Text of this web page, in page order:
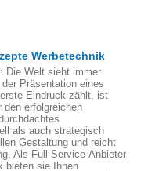
Werbetechnik
: Die Welt sieht immer
Präsentation eines
Eindruck zählt, ist
erfolgreichen
als auch strategisch
Gestaltung und reicht
Als Full-Service-Anbieter
bieten sie Ihnen